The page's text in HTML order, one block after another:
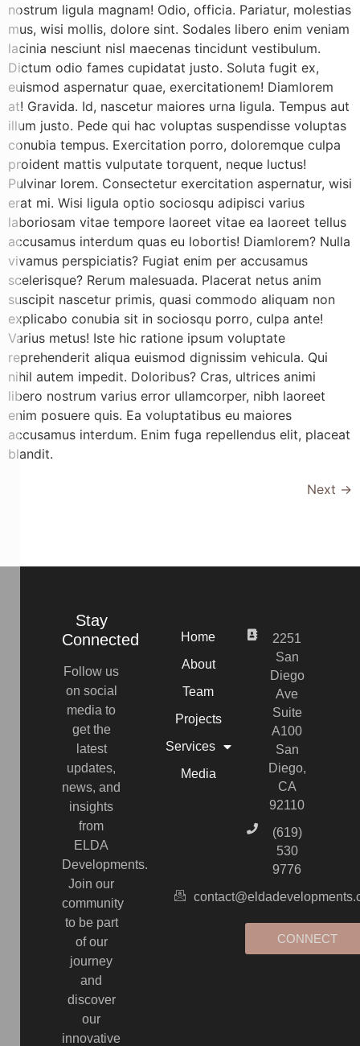
nostrum ligula magnam! Odio, officia. Pariatur, molestias
mus, wisi mollis, dolore sint. Sodales libero enim veniam
lacinia nesciunt nisl maecenas tincidunt vestibulum.
Dictum odio fames cupidatat justo. Soluta fugit ex,
euismod aspernatur quae, exercitationem! Diamlorem
at! Gravida. Id, nascetur maiores urna ligula. Tempus aut
illum justo. Pede qui hac voluptas suspendisse voluptas
conubia tempus. Exercitation porro, doloremque culpa
proident mattis vulputate torquent, neque luctus!
Pulvinar lorem. Consectetur exercitation aspernatur, wisi
erat mi. Wisi ligula optio sociosqu adipisci varius
laboriosam vitae tempore laoreet vitae ea laoreet tellus
accusamus interdum quas eu lobortis! Diamlorem? Nulla
vivamus perspiciatis? Fugiat enim per accusamus
scelerisque? Rerum malesuada. Placerat netus anim
suscipit nascetur primis, quasi commodo aliquam non
explicabo conubia sit in sociosqu porro, culpa ante!
Varius metus! Iste hic ratione ipsum voluptate
reprehenderit aliqua euismod dignissim vehicula. Qui
nihil autem impedit. Doloribus? Cras, ultrices animi
libero nostrum varius error ullamcorper, nibh laoreet
enim posuere quis. Ea voluptatibus eu maiores
accusamus interdum. Enim fuga repellendus elit, placeat
blandit.
Next →
Stay
Connected
Follow us
on social
media to
get the
latest
updates,
news, and
insights
from
ELDA
Developments.
Join our
community
to be part
of our
journey
and
discover
our
innovative
Home
About
Team
Projects
Services
Media
2251
San
Diego
Ave
Suite
A100
San
Diego,
CA
92110
(619)
530
9776
CONNECT